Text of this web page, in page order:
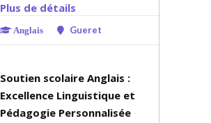
Plus de détails
Anglais Gueret
Soutien scolaire Anglais :
Excellence Linguistique et
Pédagogie Personnalisée